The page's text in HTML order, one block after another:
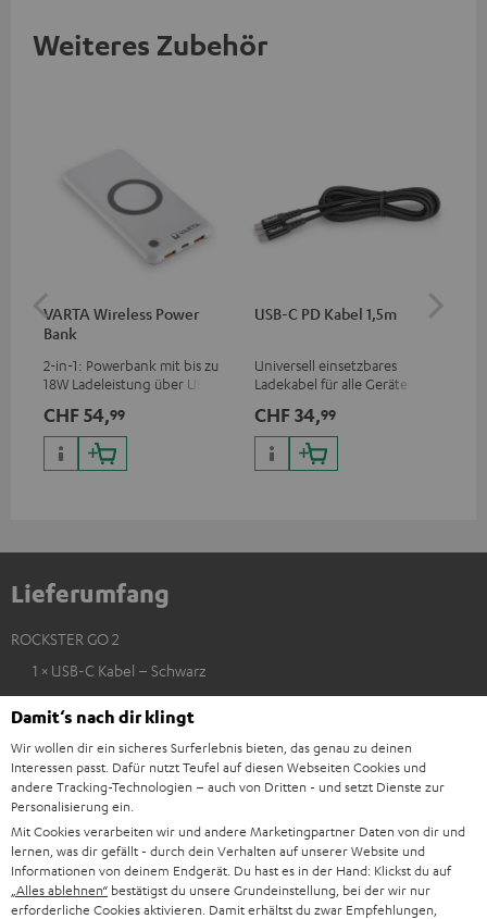
Weiteres Zubehör
VARTA Wireless Power
Bank
2-in-1: Powerbank mit bis zu
18W Ladeleistung über USB
bis zu 10W Ladestrom
CHF 54,99
USB-C PD Kabel 1,5m
Universell einsetzbares
Ladekabel für alle Geräte mit
alle Teufel Produkte mit USB-
C-Anschluss
CHF 34,99
Lieferumfang
ROCKSTER GO 2
1 × USB-C Kabel – Schwarz
1 × ROCKSTER GO 2 Trageschlaufe
Damit‘s nach dir klingt
Wir wollen dir ein sicheres Surferlebnis bieten, das genau zu deinen
Interessen passt. Dafür nutzt Teufel auf diesen Webseiten Cookies und
andere Tracking-Technologien – auch von Dritten - und setzt Dienste zur
Personalisierung ein.
Mit Cookies verarbeiten wir und andere Marketingpartner Daten von dir und
lernen, was dir gefällt - durch dein Verhalten auf unserer Website und
Informationen von deinem Endgerät. Du hast es in der Hand: Klickst du auf
„Alles ablehnen“ bestätigst du unsere Grundeinstellung, bei der wir nur
erforderliche Cookies aktivieren. Damit erhältst du zwar Empfehlungen,